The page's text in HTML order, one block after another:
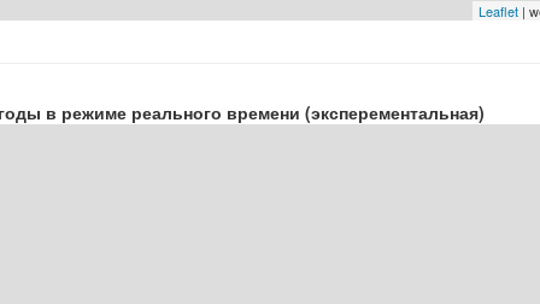
Leaflet |
в режиме реального времени (эксперементальная)